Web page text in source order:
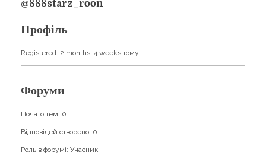
Бізнес допомога
Навчання
Карти Духів
@888starz_roon
Профіль
Registered: 2 months, 4 weeks тому
Форуми
Почато тем: 0
Відповідей створено: 0
Роль в форумі: Учасник